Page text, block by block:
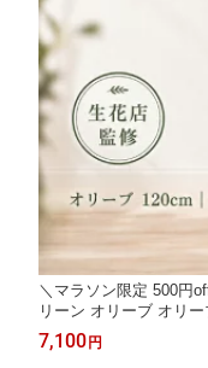
＼マラソン限定 500円
リーン オリーブ オリ
ェイク 大型 造花
平和の象徴の木 白鉢
7,100 円